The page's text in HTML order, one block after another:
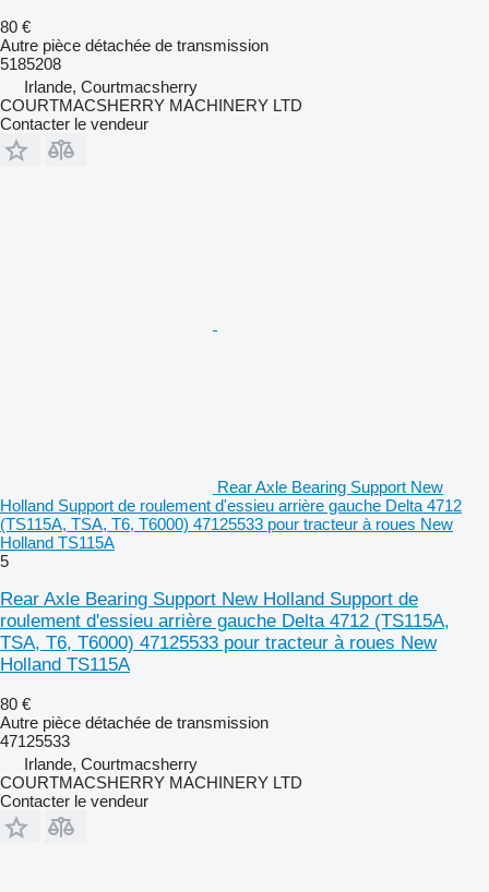
80 €
Autre pièce détachée de transmission
5185208
Irlande, Courtmacsherry
COURTMACSHERRY MACHINERY LTD
Contacter le vendeur
Rear Axle Bearing Support New
Holland Support de roulement d'essieu arrière gauche Delta 4712
(TS115A, TSA, T6, T6000) 47125533 pour tracteur à roues New
Holland TS115A
5
Rear Axle Bearing Support New Holland Support de
roulement d'essieu arrière gauche Delta 4712 (TS115A,
TSA, T6, T6000) 47125533 pour tracteur à roues New
Holland TS115A
80 €
Autre pièce détachée de transmission
47125533
Irlande, Courtmacsherry
COURTMACSHERRY MACHINERY LTD
Contacter le vendeur